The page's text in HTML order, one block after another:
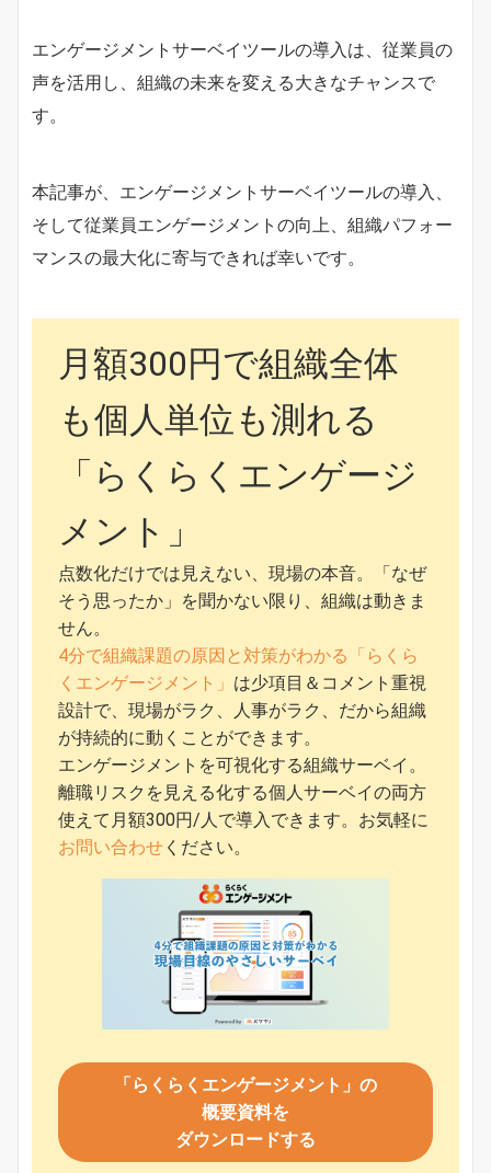
エンゲージメントサーベイツールの導入は、従業員の
声を活用し、組織の未来を変える大きなチャンスで
す。
本記事が、エンゲージメントサーベイツールの導入、
そして従業員エンゲージメントの向上、組織パフォー
マンスの最大化に寄与できれば幸いです。
月額300円で組織全体
も個人単位も測れる
「らくらくエンゲージ
メント」
点数化だけでは見えない、現場の本音。「なぜ
そう思ったか」を聞かない限り、組織は動きま
せん。
4分で組織課題の原因と対策がわかる「らくら
くエンゲージメント」 は少項目＆コメント重視
設計で、現場がラク、人事がラク、だから組織
が持続的に動くことができます。
エンゲージメントを可視化する組織サーベイ。
離職リスクを見える化する個人サーベイの両方
使えて月額300円/人で導入できます。お気軽に
お問い合わせ ください。
「らくらくエンゲージメント」の
概要資料を
ダウンロードする